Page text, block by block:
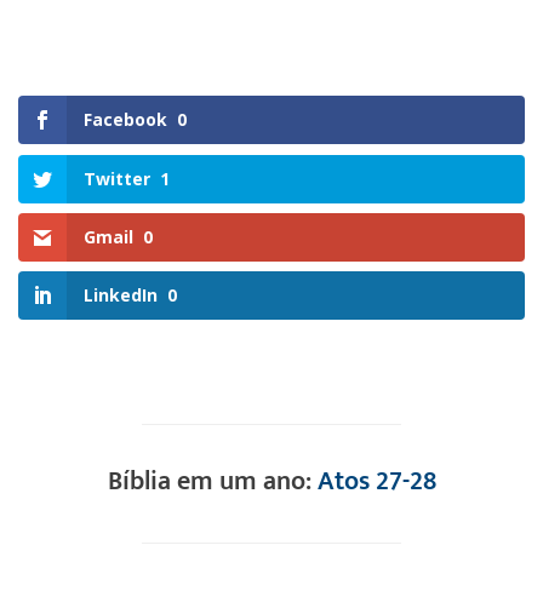
Facebook 0
Twitter 1
Gmail 0
LinkedIn 0
Bíblia em um ano:Atos 27-28